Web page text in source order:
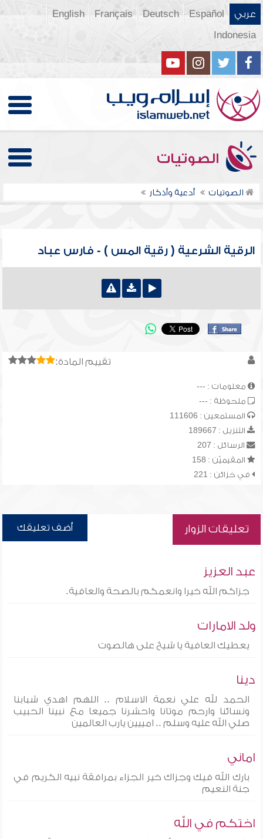
عربي Español
Deutsch
Français
English
Indonesia
الصوتيات
الصوتيات أدعية وأذكار
الرقية الشرعية ( رقية المس ) - فارس عباد
تقييم المادة:
معلومات : ---
ملحوظة : ---
المستمعين : 111606
التنزيل : 189667
الرسائل : 207
المقيميّن : 158
في خزائن : 221
تعليقات الزوار أضف تعليقك
عبد العزيز
جزاكم الله خيرا وانعمكم بالصحة والعافية.
ولد الامارات
يعطيك العافية يا شيخ على هالصوت
دينا
الحمد لله علي نعمة الاسلام .. اللهم اهدي شبابنا
ونسائنا وارحم موتانا واحشرنا جميعا مع نبينا الحبيب
صلي الله عليه وسلم .. امييين يارب العالمين
اماني
بارك الله فيك وجزاك خير الجزاء بمرافقة نبيه الكريم في
جنة النعيم
اختكم في الله